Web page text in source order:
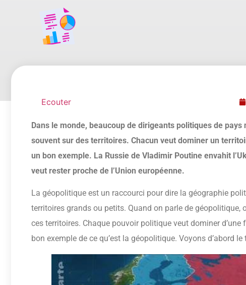
Ecouter
Dans le monde, beaucoup de dirigeants politiques de
souvent sur des territoires. Chacun veut dominer un
un bon exemple. La Russie de Vladimir Poutine envahit
veut rester proche de l’Union européenne.
La géopolitique est un raccourci pour dire la géographie
territoires grands ou petits. Quand on parle de
ces territoires. Chaque pouvoir politique veut dominer d’une
bon exemple de ce qu’est la géopolitique. Voyons d’abord le